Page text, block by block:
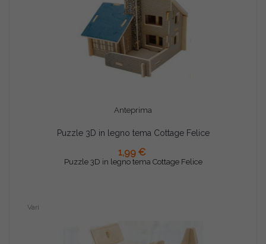
Anteprima
Puzzle 3D in legno tema Cottage Felice
1,99 €
Puzzle 3D in legno tema Cottage Felice
AGGIUNGI AL CARRELLO
Vari